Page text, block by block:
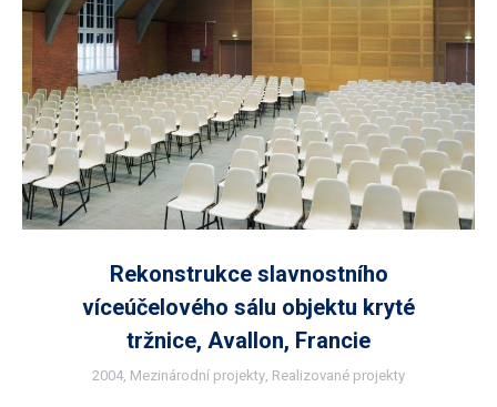
Rekonstrukce slavnostního
víceúčelového sálu objektu kryté
tržnice, Avallon, Francie
2004 Mezinárodní projekty Realizované projekty